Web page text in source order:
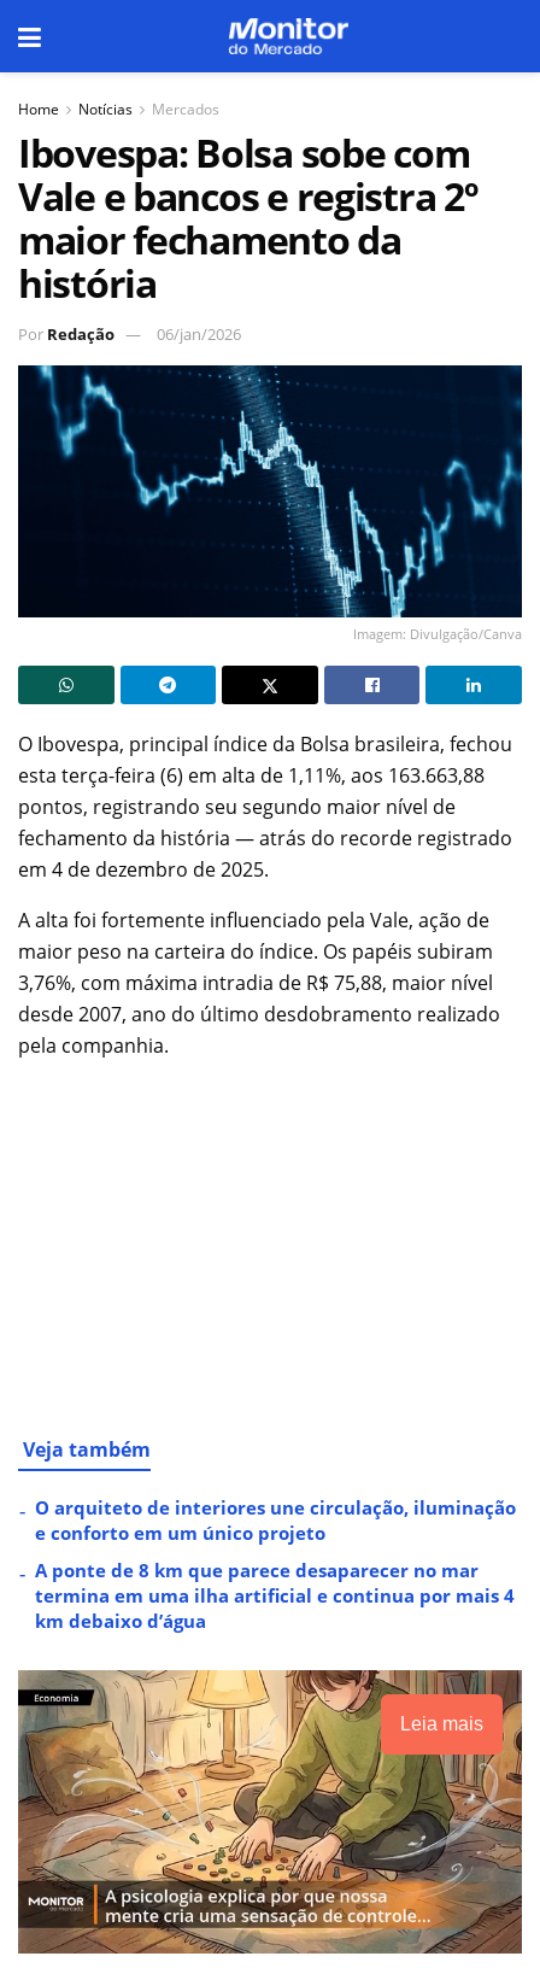
Home Notícias Mercados
Ibovespa: Bolsa sobe com
Vale e bancos e registra 2º
maior fechamento da
história
Por Redação 06/jan/2026
Imagem: Divulgação/Canva
O Ibovespa, principal índice da Bolsa brasileira, fechou
esta terça-feira (6) em alta de 1,11%, aos 163.663,88
pontos, registrando seu segundo maior nível de
fechamento da história — atrás do recorde registrado
em 4 de dezembro de 2025.
A alta foi fortemente influenciado pela Vale, ação de
maior peso na carteira do índice. Os papéis subiram
3,76%, com máxima intradia de R$ 75,88, maior nível
desde 2007, ano do último desdobramento realizado
pela companhia.
Veja também
O arquiteto de interiores une circulação, iluminação
e conforto em um único projeto
A ponte de 8 km que parece desaparecer no mar
termina em uma ilha artificial e continua por mais 4
km debaixo d’água
Leia mais